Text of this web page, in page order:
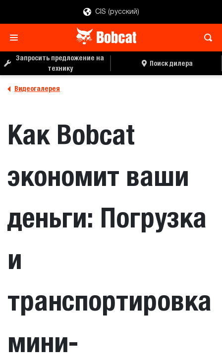
CIS (русский)
Запросить предложение на
технику
Поиск дилера
Видеогалерея
Как Bobcat
экономит ваши
деньги: Погрузка
и
транспортировка
мини-